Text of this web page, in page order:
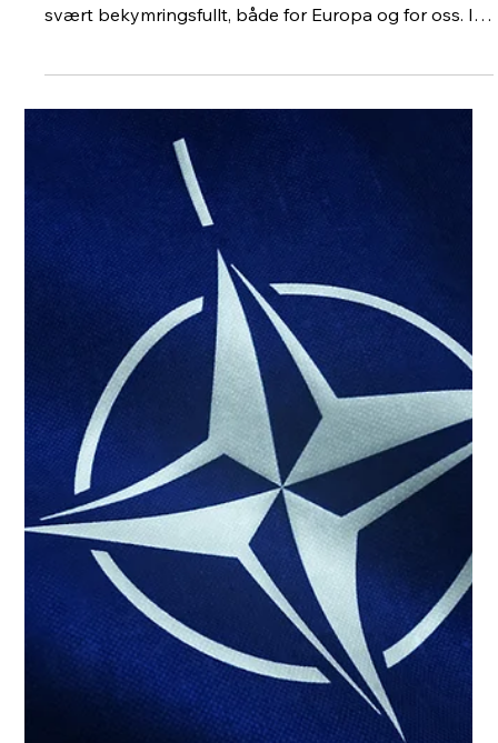
NATOs troverdighet og Vestens evne til å stå samlet